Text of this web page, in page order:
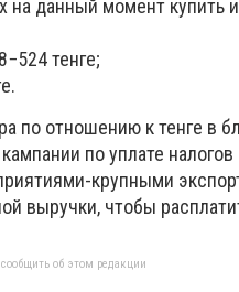
на данный момент купить
тенге;
по отношению к тенге в
по уплате налогов
крупными
выручки, чтобы
об этом редакции